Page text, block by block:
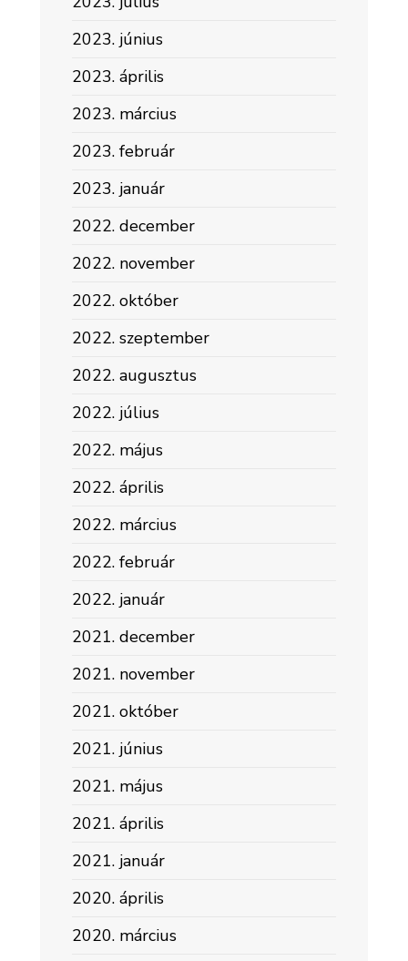
2023. június
2023. április
2023. március
2023. február
2023. január
2022. december
2022. november
2022. október
2022. szeptember
2022. augusztus
2022. július
2022. május
2022. április
2022. március
2022. február
2022. január
2021. december
2021. november
2021. október
2021. június
2021. május
2021. április
2021. január
2020. április
2020. március